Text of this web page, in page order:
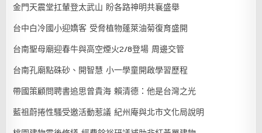
金門天震堂扛輦登太武山 盼各路神明共襄盛舉
台中白冷國小迎嬌客 受脅植物蓬萊油菊復育盛開
台南聖母廟迎春牛與高空煙火2/8登場 周邊交管
台南孔廟點硃砂、開智慧 小一學童開啟學習歷程
帶國策顧問聘書追思曾貴海 賴清德：他是台灣之光
藍祖蔚捲性騷受邀活動惹議 紀州庵與北市文化局說明